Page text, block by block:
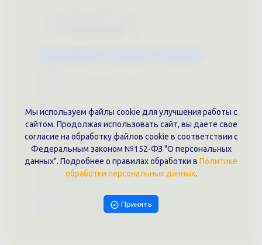
Документы
Политика обработки персональных данных
Публичная оферта
Контакты филиала
г. Краснодар, ул. Шоссе Нефтяников, 28, оф. 51
+7 (861)202-09-02
9457070@krd-print.ru
Написать в Telegram
Мы используем файлы cookie для улучшения работы с
сайтом. Продолжая использовать сайт, вы даете свое
согласие на обработку файлов cookie в соответствии с
Федеральным законом №152-ФЗ "О персональных
данных". Подробнее о правилах обработки в Политике
обработки персональных данных.
Принять